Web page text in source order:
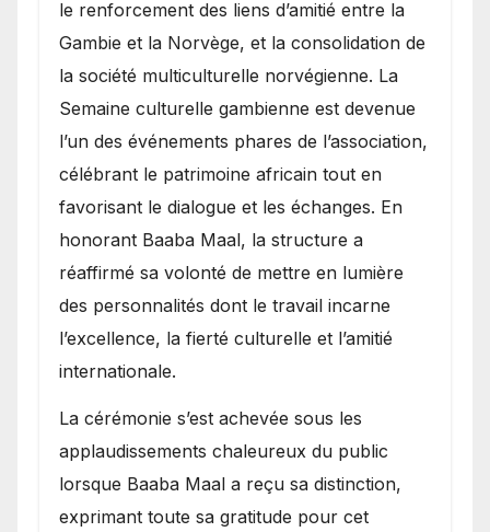
le renforcement des liens d’amitié entre la
Gambie et la Norvège, et la consolidation de
la société multiculturelle norvégienne. La
Semaine culturelle gambienne est devenue
l’un des événements phares de l’association,
célébrant le patrimoine africain tout en
favorisant le dialogue et les échanges. En
honorant Baaba Maal, la structure a
réaffirmé sa volonté de mettre en lumière
des personnalités dont le travail incarne
l’excellence, la fierté culturelle et l’amitié
internationale.
​La cérémonie s’est achevée sous les
applaudissements chaleureux du public
lorsque Baaba Maal a reçu sa distinction,
exprimant toute sa gratitude pour cet